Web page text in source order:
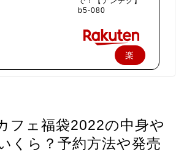
b5-080
楽
入
フェ福袋2022の中身や
くら？予約方法や発売